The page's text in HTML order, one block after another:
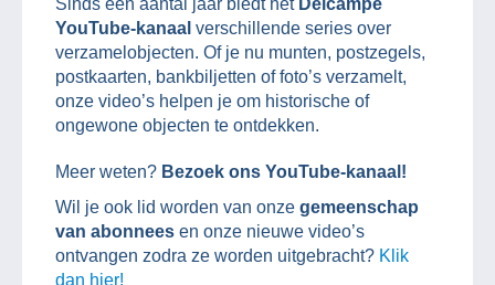
YouTube-kanaal verschillende series over
verzamelobjecten. Of je nu munten, postzegels,
postkaarten, bankbiljetten of foto’s verzamelt,
onze video’s helpen je om historische of
ongewone objecten te ontdekken.
Meer weten? Bezoek ons YouTube-kanaal!
Wil je ook lid worden van onze gemeenschap
van abonnees en onze nieuwe video’s
ontvangen zodra ze worden uitgebracht? Klik
dan hier!